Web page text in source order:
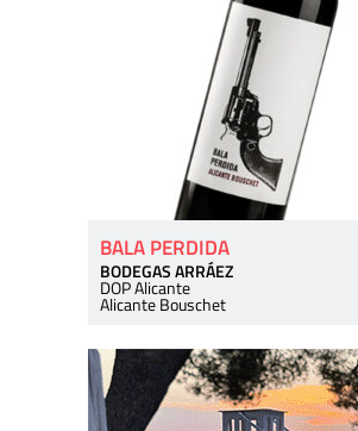
BALA PERDIDA
BODEGAS ARRÁEZ
DOP Alicante
Alicante Bouschet